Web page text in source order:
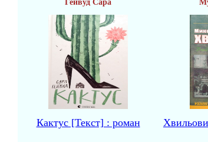
Гейвуд Сара
Кактус [Текст] : роман